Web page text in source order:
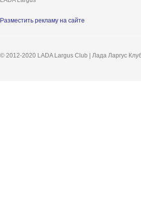
Разместить рекламу на сайте
© 2012-2020 LADA Largus Club | Лада Ларгус